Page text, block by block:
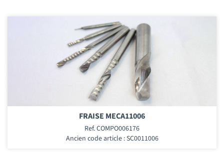
FRAISE MECA11006
Ref. COMPO006176
Ancien code article : SC0011006